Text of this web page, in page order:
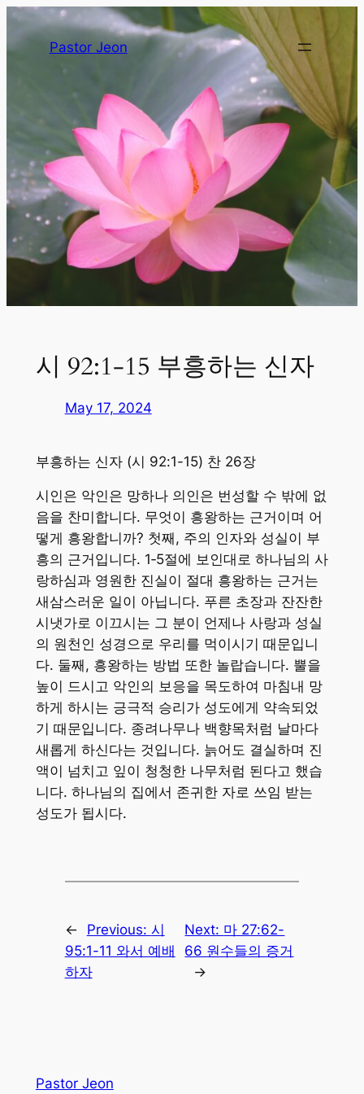
Pastor Jeon
시 92:1-15 부흥하는 신자
May 17, 2024
부흥하는 신자 (시 92:1-15) 찬 26장
시인은 악인은 망하나 의인은 번성할 수 밖에 없
음을 찬미합니다. 무엇이 흥왕하는 근거이며 어
떻게 흥왕합니까? 첫째, 주의 인자와 성실이 부
흥의 근거입니다. 1‐5절에 보인대로 하나님의 사
랑하심과 영원한 진실이 절대 흥왕하는 근거는
새삼스러운 일이 아닙니다. 푸른 초장과 잔잔한
시냇가로 이끄시는 그 분이 언제나 사랑과 성실
의 원천인 성경으로 우리를 먹이시기 때문입니
다. 둘째, 흥왕하는 방법 또한 놀랍습니다. 뿔을
높이 드시고 악인의 보응을 목도하여 마침내 망
하게 하시는 긍극적 승리가 성도에게 약속되었
기 때문입니다. 종려나무나 백향목처럼 날마다
새롭게 하신다는 것입니다. 늙어도 결실하며 진
액이 넘치고 잎이 청청한 나무처럼 된다고 했습
니다. 하나님의 집에서 존귀한 자로 쓰임 받는
성도가 됩시다.
← Previous: 시
95:1-11 와서 예배
하자
Next: 마 27:62-
66 원수들의 증거
→
Pastor Jeon